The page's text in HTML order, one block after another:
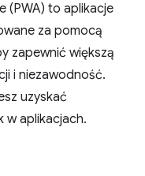
(PWA) to aplikacje
za pomocą
zapewnić większą
i niezawodność.
uzyskać
w aplikacjach.